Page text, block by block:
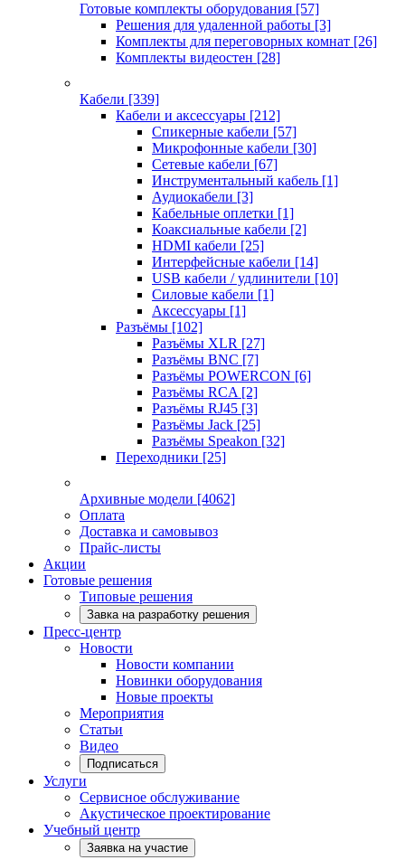
Готовые комплекты оборудования [57]
Решения для удаленной работы [3]
Комплекты для переговорных комнат [26]
Комплекты видеостен [28]
Кабели [339]
Кабели и аксессуары [212]
Спикерные кабели [57]
Микрофонные кабели [30]
Сетевые кабели [67]
Инструментальный кабель [1]
Аудиокабели [3]
Кабельные оплетки [1]
Коаксиальные кабели [2]
HDMI кабели [25]
Интерфейсные кабели [14]
USB кабели / удлинители [10]
Силовые кабели [1]
Аксессуары [1]
Разъёмы [102]
Разъёмы XLR [27]
Разъёмы BNC [7]
Разъёмы POWERCON [6]
Разъёмы RCA [2]
Разъёмы RJ45 [3]
Разъёмы Jack [25]
Разъёмы Speakon [32]
Переходники [25]
Архивные модели [4062]
Оплата
Доставка и самовывоз
Прайс-листы
Акции
Готовые решения
Типовые решения
Завка на разработку решения
Пресс-центр
Новости
Новости компании
Новинки оборудования
Новые проекты
Мероприятия
Статьи
Видео
Подписаться
Услуги
Сервисное обслуживание
Акустическое проектирование
Учебный центр
Заявка на участие